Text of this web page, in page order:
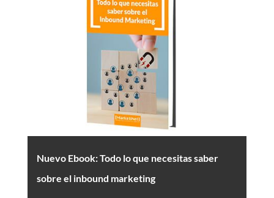
Nuevo Ebook: Todo lo que necesitas saber
sobre el inbound marketing